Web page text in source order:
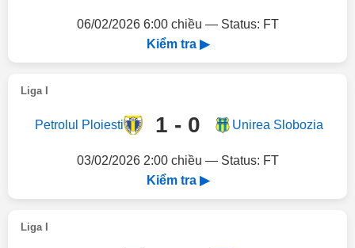
06/02/2026 6:00 chiều — Status: FT
Kiểm tra ▶
Liga I
Petrolul Ploiesti 1 - 0 Unirea Slobozia
03/02/2026 2:00 chiều — Status: FT
Kiểm tra ▶
Liga I